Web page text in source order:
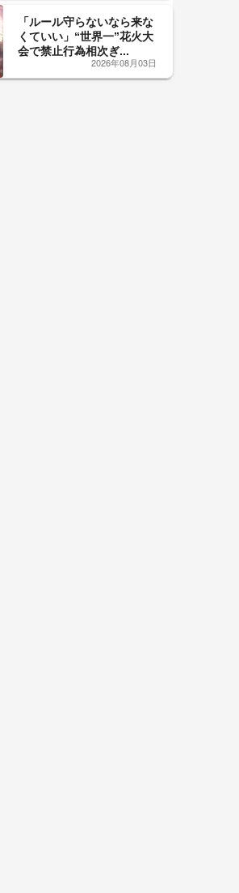
「ルール守らないなら来な
くていい」“世界一”花火大
会で禁止行為相次ぎ...
2026年08月03日